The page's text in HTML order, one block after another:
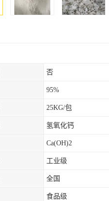
否
95%
25KG/包
氢氧化钙
Ca(OH)2
工业级
全国
食品级